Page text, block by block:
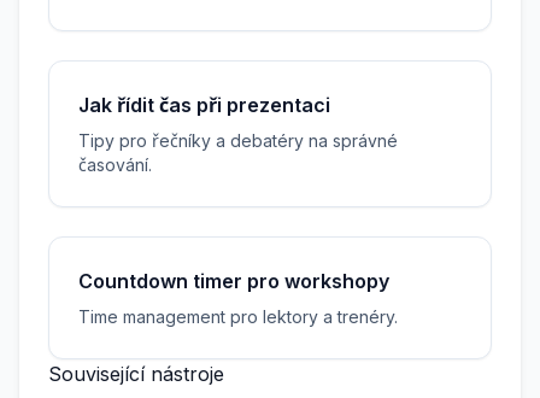
Jak řídit čas při prezentaci
Tipy pro řečníky a debatéry na správné
časování.
Countdown timer pro workshopy
Time management pro lektory a trenéry.
Související nástroje